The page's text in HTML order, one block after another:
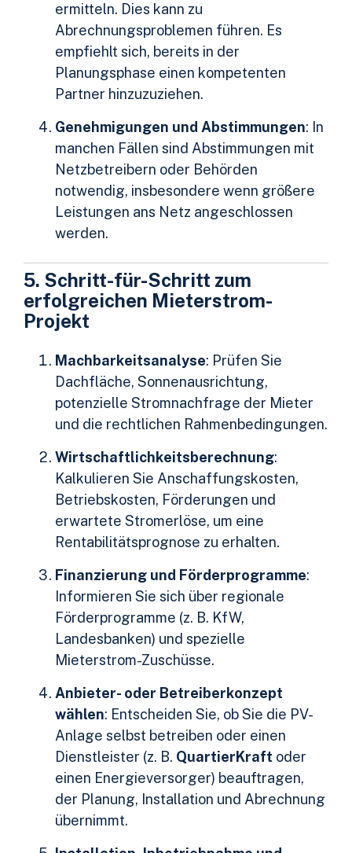
ermitteln. Dies kann zu
Abrechnungsproblemen führen. Es
empfiehlt sich, bereits in der
Planungsphase einen kompetenten
Partner hinzuzuziehen.
Genehmigungen und Abstimmungen: In
manchen Fällen sind Abstimmungen mit
Netzbetreibern oder Behörden
notwendig, insbesondere wenn größere
Leistungen ans Netz angeschlossen
werden.
5. Schritt-für-Schritt zum
erfolgreichen Mieterstrom-
Projekt
Machbarkeitsanalyse: Prüfen Sie
Dachfläche, Sonnenausrichtung,
potenzielle Stromnachfrage der Mieter
und die rechtlichen Rahmenbedingungen.
Wirtschaftlichkeitsberechnung:
Kalkulieren Sie Anschaffungskosten,
Betriebskosten, Förderungen und
erwartete Stromerlöse, um eine
Rentabilitätsprognose zu erhalten.
Finanzierung und Förderprogramme:
Informieren Sie sich über regionale
Förderprogramme (z. B. KfW,
Landesbanken) und spezielle
Mieterstrom-Zuschüsse.
Anbieter- oder Betreiberkonzept
wählen: Entscheiden Sie, ob Sie die PV-
Anlage selbst betreiben oder einen
Dienstleister (z. B. QuartierKraft oder
einen Energieversorger) beauftragen,
der Planung, Installation und Abrechnung
übernimmt.